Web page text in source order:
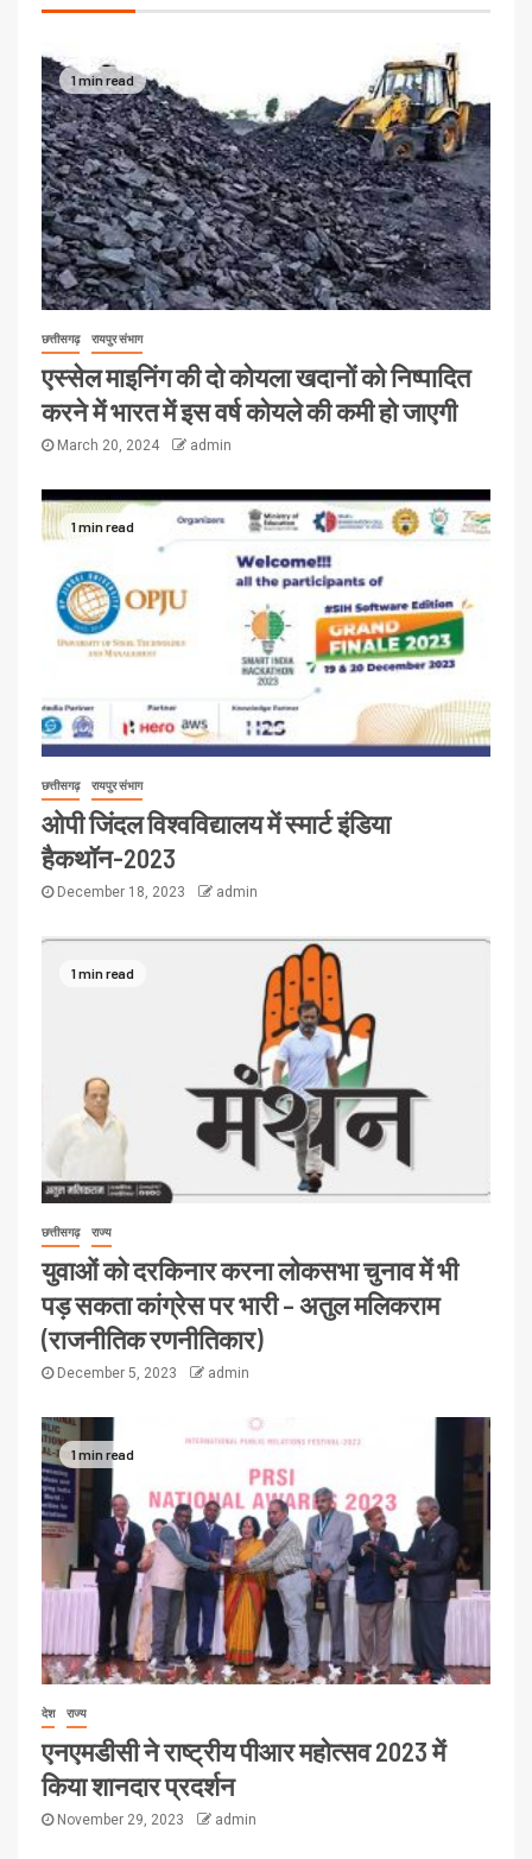
1 min read
छत्तीसगढ़ रायपुर संभाग
एस्सेल माइनिंग की दो कोयला खदानों को निष्पादित
करने में भारत में इस वर्ष कोयले की कमी हो जाएगी
March 20, 2024 admin
1 min read
छत्तीसगढ़ रायपुर संभाग
ओपी जिंदल विश्वविद्यालय में स्मार्ट इंडिया
हैकथॉन-2023
December 18, 2023 admin
1 min read
छत्तीसगढ़ राज्य
युवाओं को दरकिनार करना लोकसभा चुनाव में भी
पड़ सकता कांग्रेस पर भारी – अतुल मलिकराम
(राजनीतिक रणनीतिकार)
December 5, 2023 admin
1 min read
देश राज्य
एनएमडीसी ने राष्ट्रीय पीआर महोत्सव 2023 में
किया शानदार प्रदर्शन
November 29, 2023 admin